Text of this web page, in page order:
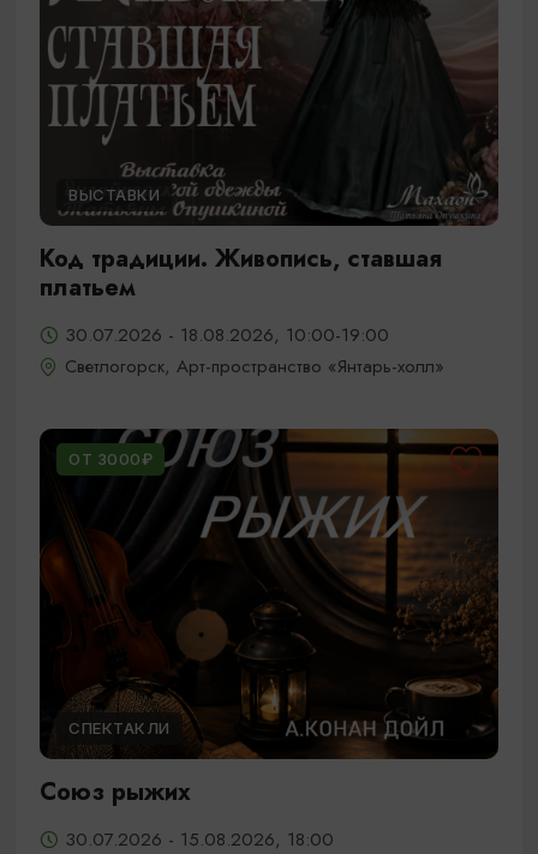
ВЫСТАВКИ
Код традиции. Живопись, ставшая
платьем
30.07.2026 - 18.08.2026, 10:00-19:00
Светлогорск, Арт-пространство «Янтарь-холл»
ОТ 3000₽
СПЕКТАКЛИ
Союз рыжих
30.07.2026 - 15.08.2026, 18:00